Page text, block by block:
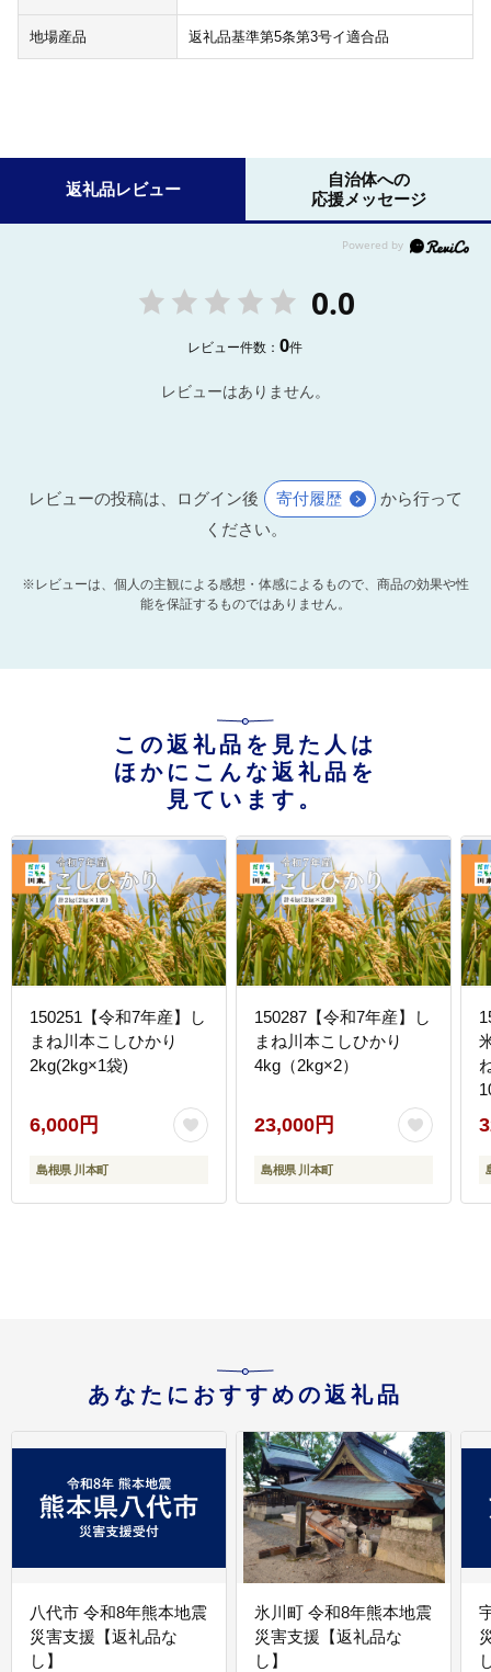
地場産品 返礼品基準第5条第3号イ適合品
返礼品レビュー
自治体への
応援メッセージ
0.0
レビュー件数：0件
レビューはありません。
レビューの投稿は、ログイン後 寄付履歴
から行って
ください。
※レビューは、個人の主観による感想・体感によるもので、商品の効果や性
能を保証するものではありません。
この返礼品を見た人は
ほかにこんな返礼品を
見ています。
150251【令和7年産】し
まね川本こしひかり
2kg(2kg×1袋)
6,000円
島根県 川本町
150287【令和7年産】し
まね川本こしひかり
4kg（2kg×2）
23,000円
島根県 川本町
あなたにおすすめの返礼品
八代市 令和8年熊本地震
災害支援【返礼品な
し】
氷川町 令和8年熊本地震
災害支援【返礼品な
し】